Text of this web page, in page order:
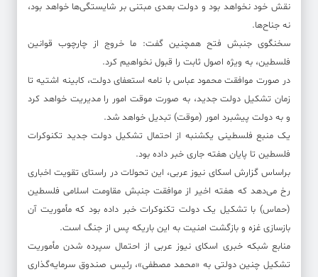
نقش خود نخواهد بود و دولت بعدی مبتنی بر شایستگی‌ها خواهد بود،
نه جناح‌ها.
سخنگوی جنبش فتح همچنین گفت: ما خروج از چارچوب قوانین
فلسطین، به ویژه اصول ثابت را قبول نخواهیم کرد.
در صورت موافقت محمود عباس با نامه استعفای دولت، کابینه اشتیه تا
زمان تشکیل دولت جدید، به صورت موقت امور را مدیریت خواهد کرد
و به دولت پیشبرد امور (موقت) تبدیل خواهد شد.
یک منبع فلسطینی یکشنبه از احتمال تشکیل دولت جدید تکنوکرات
فلسطین تا پایان هفته جاری خبر داده بود.
براساس گزارش اسکای نیوز عربی، این تحولات در راستای تقویت اخباری
رخ می‌دهد که هفته اخیر از موافقت جنبش مقاومت اسلامی فلسطین
(حماس) با تشکیل یک دولت تکنوکرات خبر داده بود که مأموریت آن
بازسازی غزه و بازگشت امنیت به این باریکه پس از جنگ است.
منابع شبکه خبری اسکای نیوز عربی از احتمال سپرده شدن مأموریت
تشکیل چنین دولتی به «محمد مصطفی»، رئیس صندوق سرمایه‌گذاری